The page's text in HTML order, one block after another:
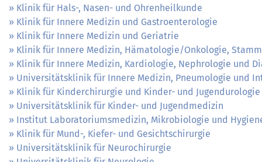
Klinik für Hals-, Nasen- und Ohrenheilkunde
Klinik für Innere Medizin und Gastroenterologie
Klinik für Innere Medizin und Geriatrie
Klinik für Innere Medizin, Hämatologie/Onkologie,
Klinik für Innere Medizin, Kardiologie, Nephrologie und
Universitätsklinik für Innere Medizin, Pneumologie und
Klinik für Kinderchirurgie und Kinder- und Jugendurologie
Universitätsklinik für Kinder- und Jugendmedizin
Institut Laboratoriumsmedizin, Mikrobiologie und
Klinik für Mund-, Kiefer- und Gesichtschirurgie
Universitätsklinik für Neurochirurgie